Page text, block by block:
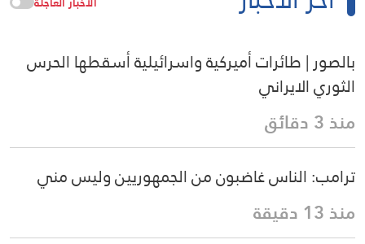
بالصور | طائرات أميركية واسرائيلية أسقطها الحرس
الثوري الايراني
منذ 3 دقائق
ترامب: الناس غاضبون من الجمهوريين وليس مني
منذ 13 دقيقة